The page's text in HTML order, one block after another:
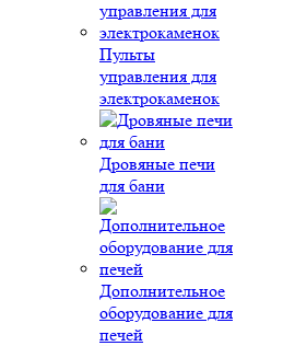
Пульты
управления для
электрокаменок
Дровяные печи
для бани
Дополнительное
оборудование для
печей